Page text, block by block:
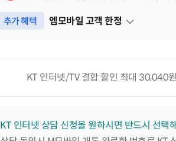
추가 혜택 엠모바일 고객 한정
펼쳐보기
KT 인터넷/TV 결합 할인 최대 30,040원
KT 인터넷 상담 신청을 원하시면 반드시 선택